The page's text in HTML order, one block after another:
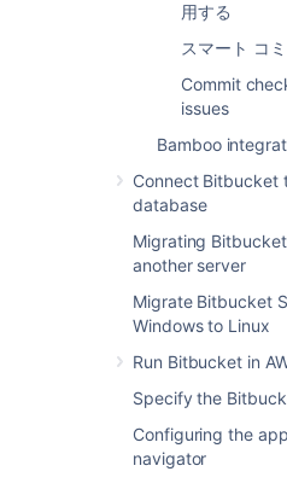
用する
スマート コ
Commit
issues
Bamboo
Connect Bitbucket
database
Migrating
another server
Migrate Bitbucket
Windows to Linux
Run Bitbucket in
Specify the
Configuring the
navigator
Bitbucket you can:
割り当てられた
ドで確認
Jira 課題を操作
create a
Jira issue keys
You can also use Jira
management of your
more, seeExternal user
Jira 課題内で
スの更新をリ
確認